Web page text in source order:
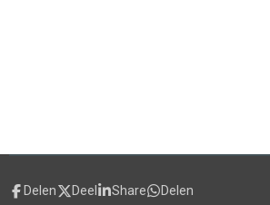
Delen Deel Share Delen